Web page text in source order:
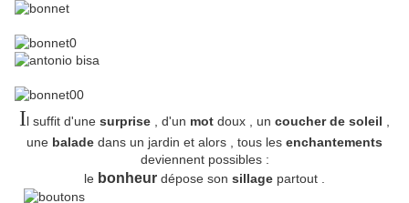
Il suffit d'une surprise , d'un mot doux , un coucher de soleil
une balade dans un jardin et alors , tous les enchantements
deviennent possibles :
le bonheur dépose son sillage partout .